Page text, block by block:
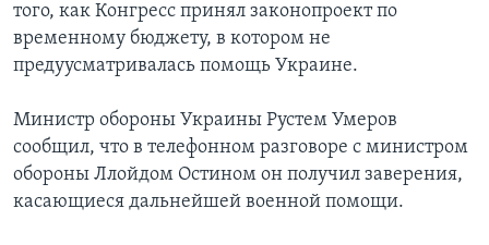
того, как Конгресс принял законопроект по
временному бюджету, в котором не
предуусматривалась помощь Украине.
Министр обороны Украины Рустем Умеров
сообщил, что в телефонном разговоре с министром
обороны Ллойдом Остином он получил заверения,
касающиеся дальнейшей военной помощи.